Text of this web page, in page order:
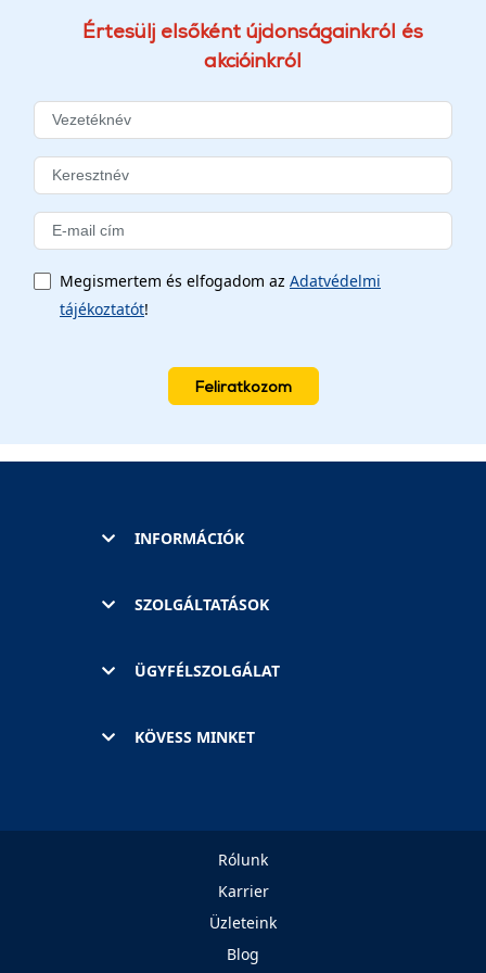
Értesülj elsőként újdonságainkról és
akcióinkról
Megismertem és elfogadom az Adatvédelmi
tájékoztatót!
Feliratkozom
INFORMÁCIÓK
SZOLGÁLTATÁSOK
ÜGYFÉLSZOLGÁLAT
KÖVESS MINKET
Rólunk
Karrier
Üzleteink
Blog